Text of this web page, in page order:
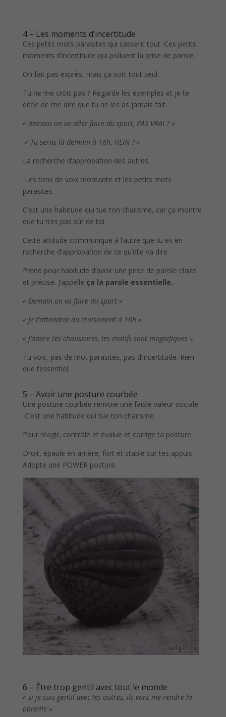
4 – Les moments d’incertitude
Ces petits mots parasites qui cassent tout. Ces petits
moments d’incertitude qui polluent la prise de parole.
On fait pas exprès, mais ça sort tout seul.
Tu ne me crois pas ? Regarde les exemples et je te
défie de me dire que tu ne les as jamais fait.
« demain on va aller faire du sport, PAS VRAI ? »
« Tu seras là demain à 16h, HEIN ? »
La recherche d’approbation des autres.
Les tons de voix montante et les petits mots
parasites.
C’est une habitude qui tue ton charisme, car ça montre
que tu n’es pas sûr de toi.
Cette attitude communique à l’autre que tu es en
recherche d’approbation de ce qu’elle va dire.
Prend pour habitude d’avoir une prise de parole claire
et précise. J’appelle ça la parole essentielle.
« Demain on va faire du sport »
« Je t’attendrai au croisement à 16h »
« J’adore tes chaussures, les motifs sont magnifiques »
Tu vois, pas de mot parasites, pas d’incertitude. Rien
que l’essentiel.
5 – Avoir une posture courbée
Une posture courbée renvoie une faible valeur sociale.
C’est une habitude qui tue ton charisme.
Pour réagir, contrôle et évalue et corrige ta posture.
Droit, épaule en arrière, fort et stable sur tes appuis.
Adopte une POWER posture.
6 – Être trop gentil avec tout le monde
« si je suis gentil avec les autres, ils vont me rendre la
pareille »